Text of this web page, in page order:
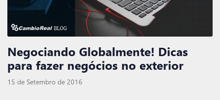
Negociando Globalmente! Dicas
para fazer negócios no exterior
15 de Setembro de 2016